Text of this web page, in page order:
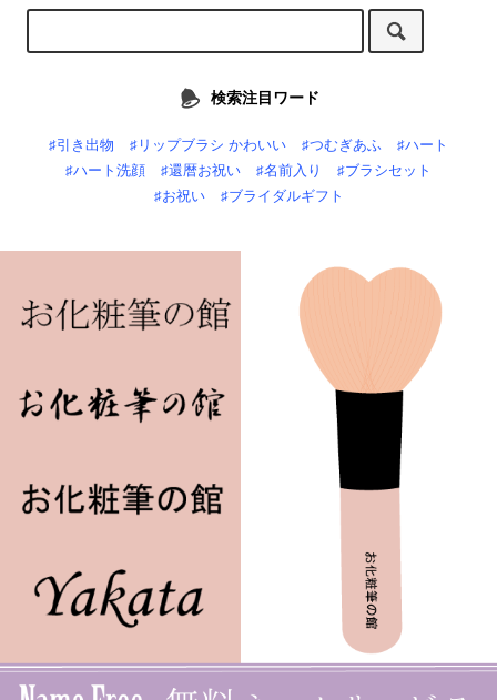
検索注目ワード
♯引き出物 ♯リップブラシ かわいい ♯つむぎあふ
♯ハート
♯ハート洗顔
♯還暦お祝い ♯名前入り
♯ブラシセット
♯お祝い
♯ブライダルギフト